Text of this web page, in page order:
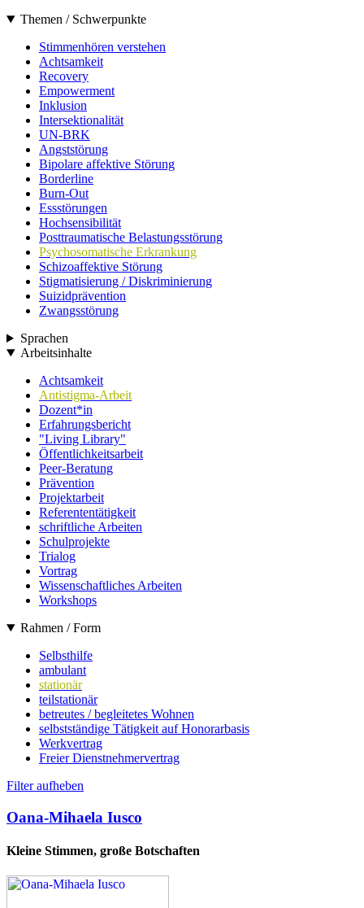
Themen / Schwerpunkte
Stimmenhören verstehen
Achtsamkeit
Recovery
Empowerment
Inklusion
Intersektionalität
UN-BRK
Angststörung
Bipolare affektive Störung
Borderline
Burn-Out
Essstörungen
Hochsensibilität
Posttraumatische Belastungsstörung
Psychosomatische Erkrankung
Schizoaffektive Störung
Stigmatisierung / Diskriminierung
Suizidprävention
Zwangsstörung
Sprachen
Arbeitsinhalte
Achtsamkeit
Antistigma-Arbeit
Dozent*in
Erfahrungsbericht
"Living Library"
Öffentlichkeitsarbeit
Peer-Beratung
Prävention
Projektarbeit
Referententätigkeit
schriftliche Arbeiten
Schulprojekte
Trialog
Vortrag
Wissenschaftliches Arbeiten
Workshops
Rahmen / Form
Selbsthilfe
ambulant
stationär
teilstationär
betreutes / begleitetes Wohnen
selbstständige Tätigkeit auf Honorarbasis
Werkvertrag
Freier Dienstnehmervertrag
Filter aufheben
Oana-Mihaela Iusco
Kleine Stimmen, große Botschaften